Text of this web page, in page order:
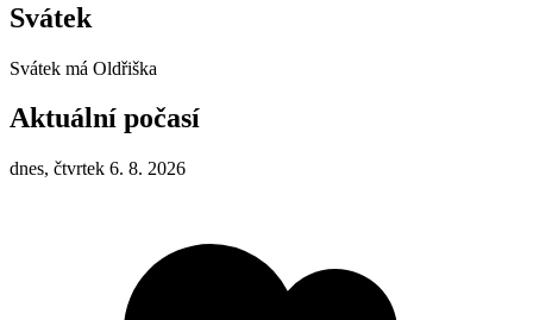
Svátek
Svátek má Oldřiška
Aktuální počasí
dnes, čtvrtek 6. 8. 2026